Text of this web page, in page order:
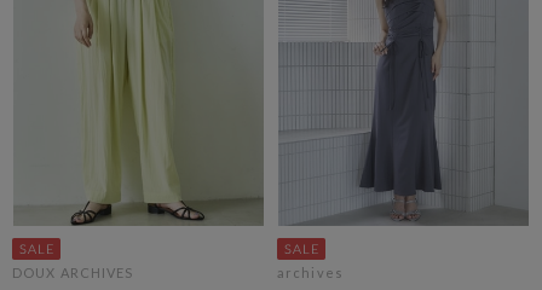
DOUX ARCHIVES archives